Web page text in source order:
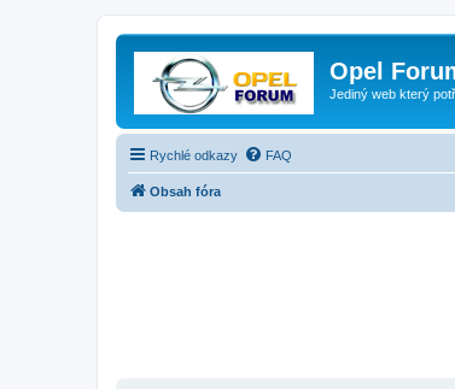
Opel
Jediný web který
Rychlé odkazy FAQ
Obsah fóra